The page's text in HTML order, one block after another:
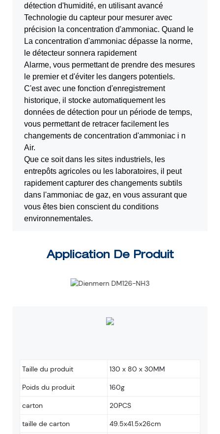
détection d'humidité, en utilisant avancé
Technologie du capteur pour mesurer avec
précision la concentration d'ammoniac. Quand le
La concentration d'ammoniac dépasse la norme,
le détecteur sonnera rapidement
Alarme, vous permettant de prendre des mesures
le premier et d'éviter les dangers potentiels.
C'est avec une fonction d'enregistrement
historique, il stocke automatiquement les
données de détection pour un période de temps,
vous permettant de retracer facilement les
changements de concentration d'ammoniac i n
Air.
Que ce soit dans les sites industriels, les
entrepôts agricoles ou les laboratoires, il peut
rapidementcapturer des changements subtils
dans l'ammoniac de gaz, en vous assurant que
vous êtes bien conscient du conditions
environnementales.
Application De Produit
Taille du produit 130 x 80 x 30MM
Poids du produit 160g
carton 20PCS
taille de carton 49.5x41.5x26cm